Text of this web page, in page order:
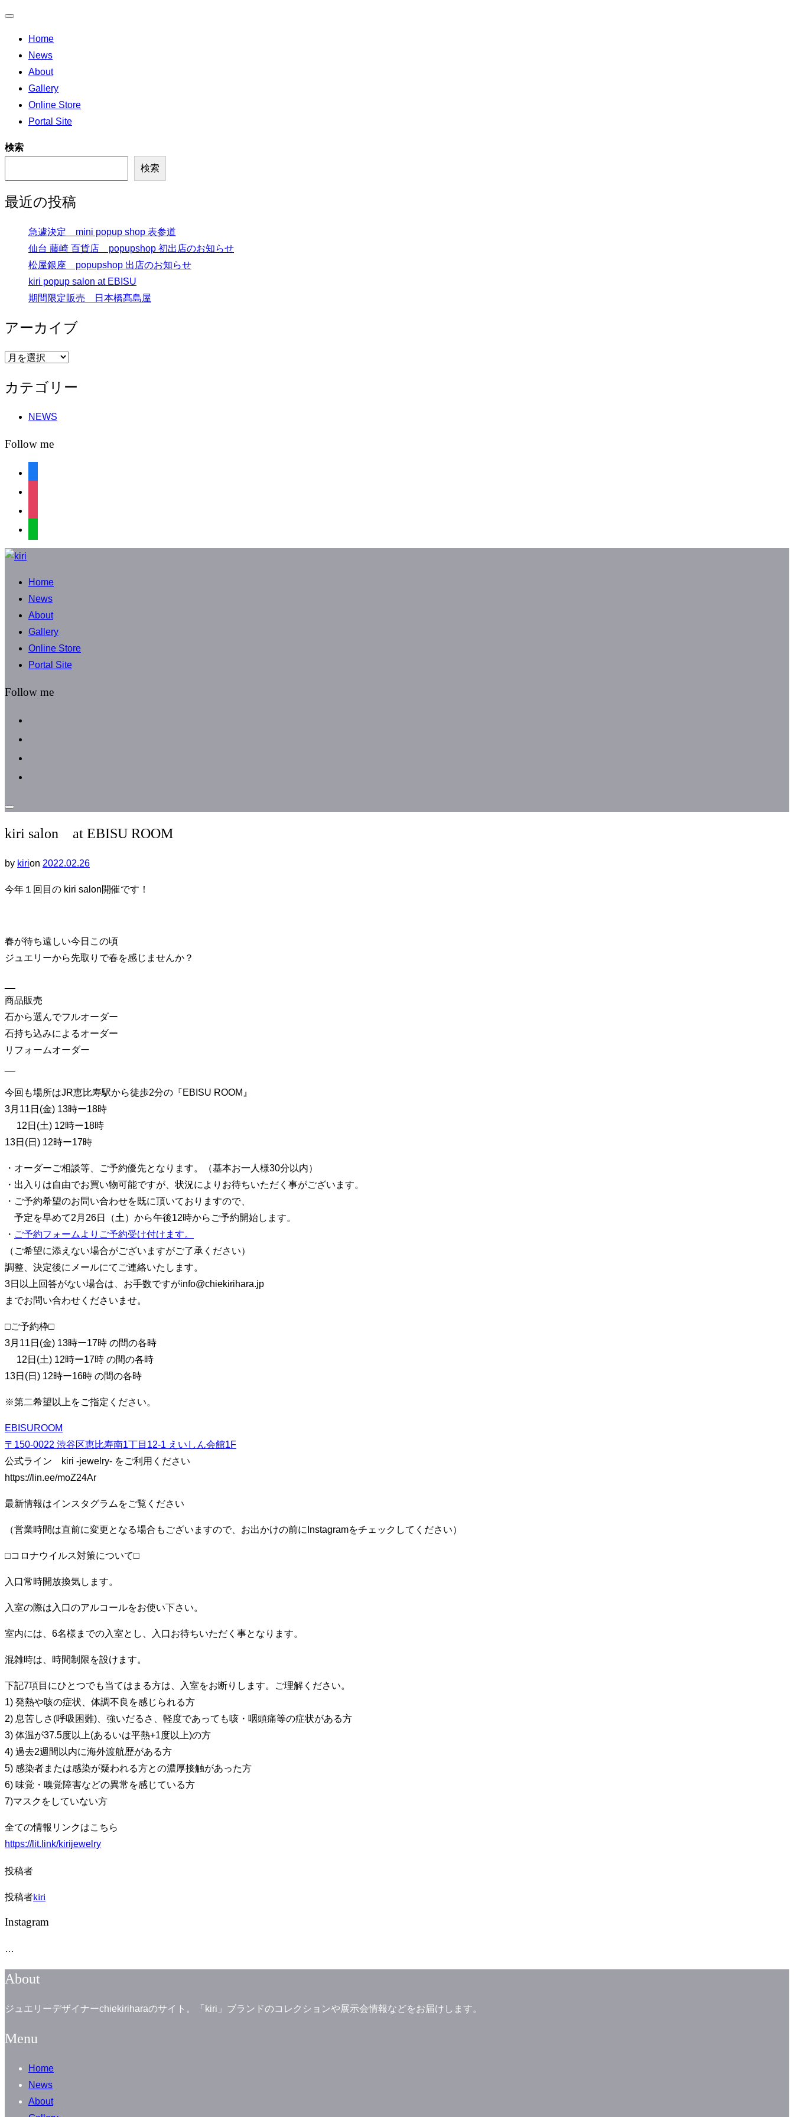
り
Home
News
About
Gallery
Online Store
Portal Site
検索
検索
最近の投稿
急遽決定 mini popup shop 表参道
仙台 藤崎 百貨店 popupshop 初出店のお知らせ
松屋銀座 popupshop 出店のお知らせ
kiri popup salon at EBISU
期間限定販売 日本橋髙島屋
アーカイブ
ア
カ
カテゴリー
NEWS
Follow me
コ
ッ
Home
News
About
Gallery
Online Store
Portal Site
Follow me
サ
イ
バ
と
ゲ
ー
ョ
ン
を
切
え
る
kiri salon at EBISU ROOM
by kirion 投
日:
2022.02.26
今年１回目の kiri salon開催です！
春が待ち遠しい今日この頃
ジュエリーから先取りで春を感じませんか？
商品販売
石から選んでフルオーダー
石持ち込みによるオーダー
リフォームオーダー
今回も場所はJR恵比寿駅から徒歩2分の『EBISU ROOM』
3月11日(金) 13時ー18時
12日(土) 12時ー18時
13日(日) 12時ー17時
・オーダーご相談等、ご予約優先となります。（基本お一人様30分以内）
・出入りは自由でお買い物可能ですが、状況によりお待ちいただく事がございます。
・ご予約希望のお問い合わせを既に頂いておりますので、
予定を早めて2月26日（土）から午後12時からご予約開始します。
・ ご予約フォームよりご予約受け付けます。
（ご希望に添えない場合がございますがご了承ください）
調整、決定後にメールにてご連絡いたします。
3日以上回答がない場合は、お手数ですがinfo@chiekirihara.jp
までお問い合わせくださいませ。
□ご予約枠□
3月11日(金) 13時ー17時 の間の各時
12日(土) 12時ー17時 の間の各時
13日(日) 12時ー16時 の間の各時
※第二希望以上をご指定ください。
EBISUROOM
〒150-0022 渋谷区恵比寿南1丁目12-1 えいしん会館1F
公式ライン kiri -jewelry- をご利用ください
https://lin.ee/moZ24Ar
最新情報はインスタグラムをご覧ください
（営業時間は直前に変更となる場合もございますので、お出かけの前にInstagramをチェックしてください）
⬜︎コロナウイルス対策について⬜︎
入口常時開放換気します。
入室の際は入口のアルコールをお使い下さい。
室内には、6名様までの入室とし、入口お待ちいただく事となります。
混雑時は、時間制限を設けます。
下記7項目にひとつでも当てはまる方は、入室をお断りします。ご理解ください。
1) 発熱や咳の症状、体調不良を感じられる方
2) 息苦しさ(呼吸困難)、強いだるさ、軽度であっても咳・咽頭痛等の症状がある方
3) 体温が37.5度以上(あるいは平熱+1度以上)の方
4) 過去2週間以内に海外渡航歴がある方
5) 感染者または感染が疑われる方との濃厚接触があった方
6) 味覚・嗅覚障害などの異常を感じている方
7)マスクをしていない方
全ての情報リンクはこちら
https://lit.link/kirijewelry
投稿者
投稿者kiri
Instagram
…
About
ジュエリーデザイナーchiekiriharaのサイト。「kiri」ブランドのコレクションや展示会情報などをお届けします。
Menu
Home
News
About